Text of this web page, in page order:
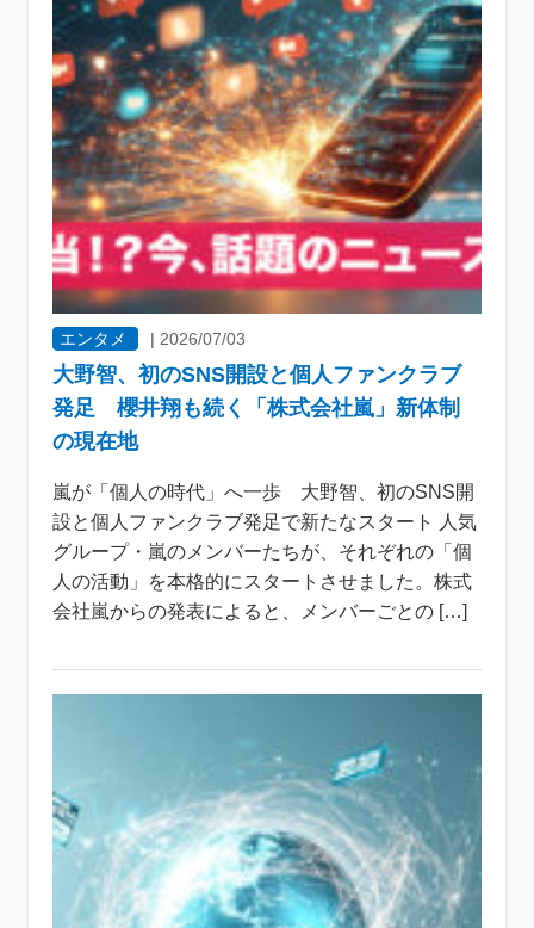
エンタメ |2026/07/03
大野智、初のSNS開設と個人ファンクラブ
発足 櫻井翔も続く「株式会社嵐」新体制
の現在地
嵐が「個人の時代」へ一歩 大野智、初のSNS開
設と個人ファンクラブ発足で新たなスタート 人気
グループ・嵐のメンバーたちが、それぞれの「個
人の活動」を本格的にスタートさせました。株式
会社嵐からの発表によると、メンバーごとの […]